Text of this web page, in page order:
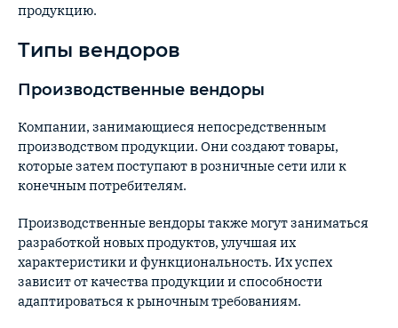
продукцию.
Типы вендоров
Производственные вендоры
Компании, занимающиеся непосредственным
производством продукции. Они создают товары,
которые затем поступают в розничные сети или к
конечным потребителям.
Производственные вендоры также могут заниматься
разработкой новых продуктов, улучшая их
характеристики и функциональность. Их успех
зависит от качества продукции и способности
адаптироваться к рыночным требованиям.